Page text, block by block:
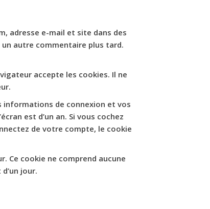
adresse e-mail et site dans des
autre commentaire plus tard.
accepte les cookies. Il ne
informations de connexion et vos
est d’un an. Si vous cochez
de votre compte, le cookie
Ce cookie ne comprend aucune
jour.